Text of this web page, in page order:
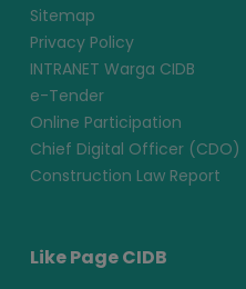
Sitemap
Privacy Policy
INTRANET Warga CIDB
e-Tender
Online Participation
Chief Digital Officer (CDO)
Construction Law Report
Like Page CIDB